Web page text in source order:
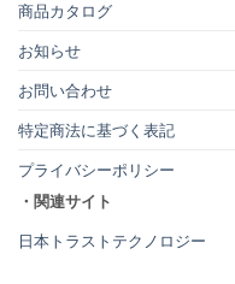
商品カタログ
お知らせ
お問い合わせ
特定商法に基づく表記
プライバシーポリシー
・関連サイト
日本トラストテクノロジー